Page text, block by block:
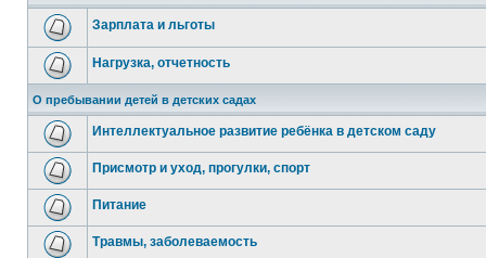
Зарплата и льготы
Нагрузка, отчетность
О пребывании детей в детских садах
Интеллектуальное развитие ребёнка в детском саду
Присмотр и уход, прогулки, спорт
Питание
Травмы, заболеваемость